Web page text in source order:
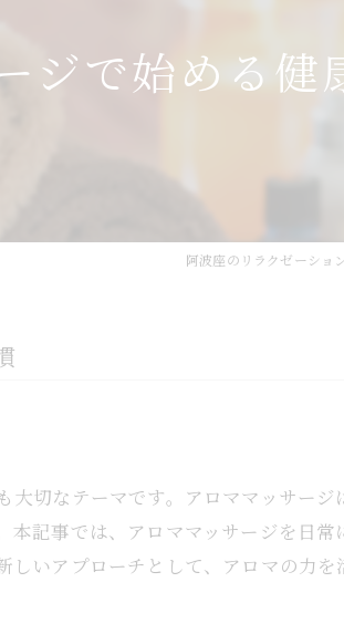
プライベートサロ
ジで始める健
阿波座のリラクゼーショ
切なテーマです。アロママッサー
記事では、アロママッサージを日
いアプローチとして、アロマの力を